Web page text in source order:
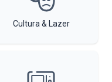
Cultura & Lazer